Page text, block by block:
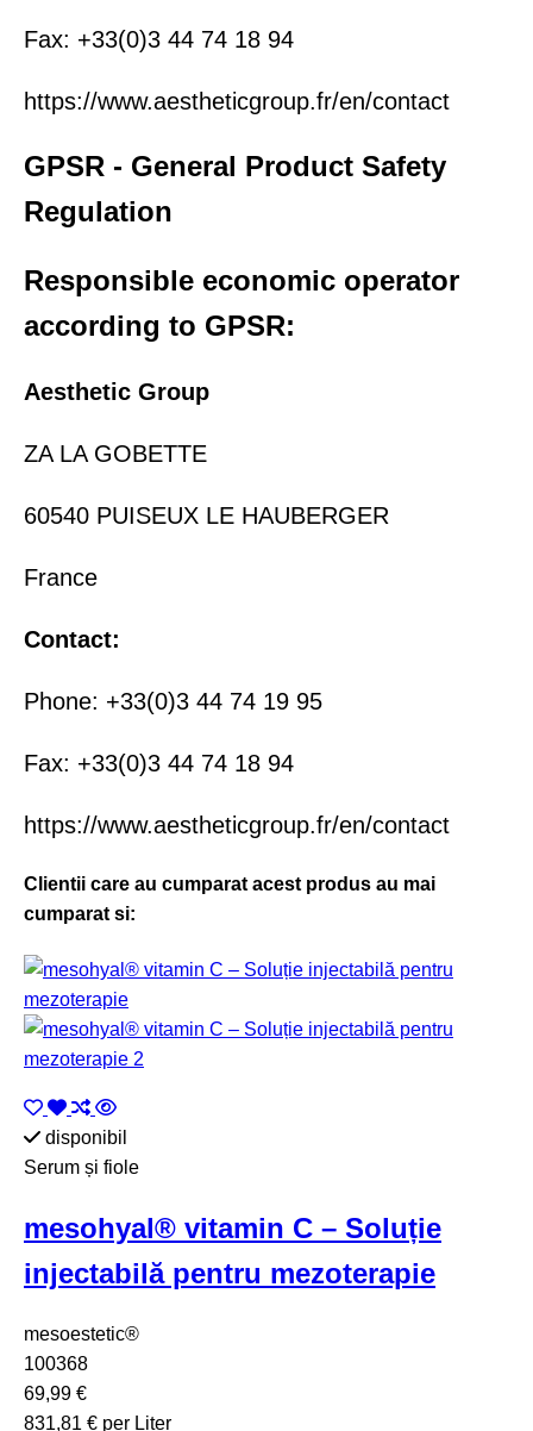
Fax: +33(0)3 44 74 18 94
https://www.aestheticgroup.fr/en/contact
GPSR - General Product Safety
Regulation
Responsible economic operator
according to GPSR:
Aesthetic Group
ZA LA GOBETTE
60540 PUISEUX LE HAUBERGER
France
Contact:
Phone: +33(0)3 44 74 19 95
Fax: +33(0)3 44 74 18 94
https://www.aestheticgroup.fr/en/contact
Clientii care au cumparat acest produs au mai
cumparat si:
disponibil
Serum și fiole
mesohyal® vitamin C – Soluție
injectabilă pentru mezoterapie
mesoestetic®
100368
69,99 €
831,81 € per Liter